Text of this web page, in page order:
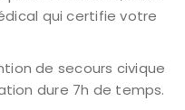
qui certifie votre
de secours civique
dure 7h de temps.